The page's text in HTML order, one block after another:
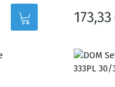
173,33